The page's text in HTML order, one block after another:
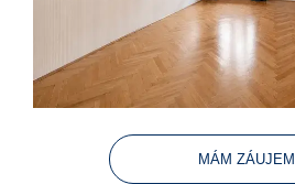
MÁM ZÁUJEM